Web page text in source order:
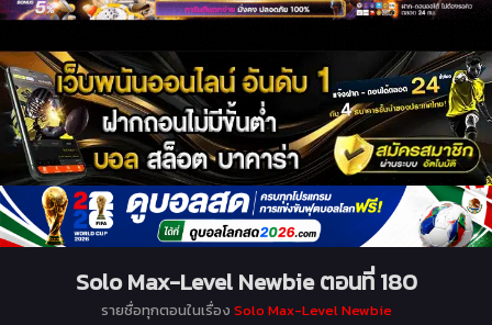
Solo Max-Level Newbie ตอนที่ 180
รายชื่อทุกตอนในเรื่อง Solo Max-Level Newbie